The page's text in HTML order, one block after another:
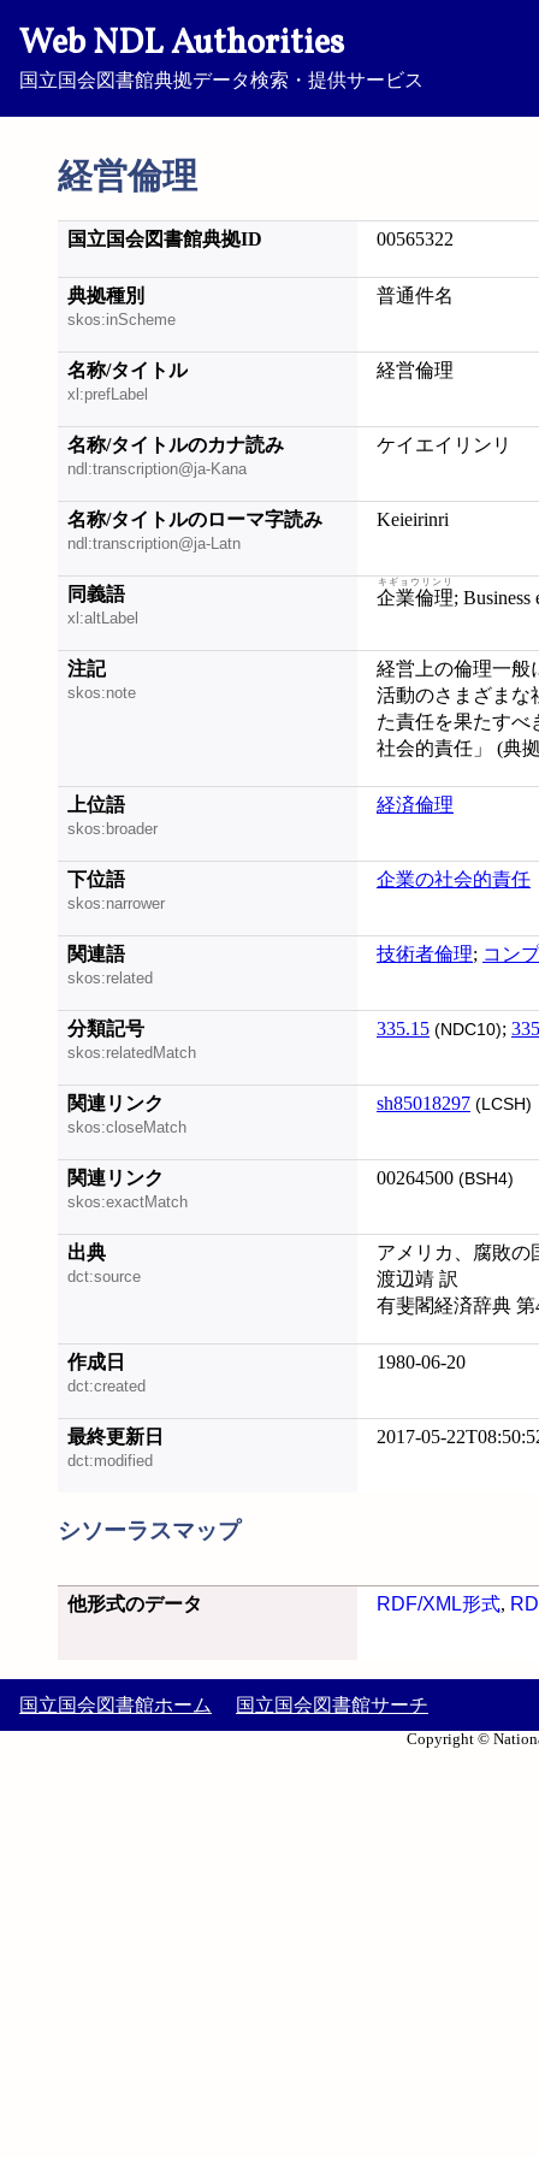
Web NDL Authorities
国立国会図書館典拠データ検索・提供サービス
経営倫理
国立国会図書館典拠ID 00565322
典拠種別
skos:inScheme
普通件名
名称/タイトル
xl:prefLabel
経営倫理
名称/タイトルのカナ読み
ndl:transcription@ja-Kana
ケイエイリンリ
名称/タイトルのローマ字読み
ndl:transcription@ja-Latn
Keieirinri
同義語
xl:altLabel
企業倫理
キギョウリンリ
; Business
注記
skos:note
経営上の倫理一般
活動のさまざまな
た責任を果たすべ
社会的責任」 (典
上位語
skos:broader
経済倫理
下位語
skos:narrower
企業の社会的責任
関連語
skos:related
技術者倫理; コン
分類記号
skos:relatedMatch
335.15 (NDC10);
関連リンク
skos:closeMatch
sh85018297 (LCSH)
関連リンク
skos:exactMatch
00264500 (BSH4)
出典
dct:source
アメリカ、腐敗の
渡辺靖 訳
有斐閣経済辞典 第
作成日
dct:created
1980-06-20
最終更新日
dct:modified
2017-05-
シソーラスマップ
他形式のデータ RDF/XML形式,
国立国会図書館ホーム 国立国会図書館サーチ
Copyright ©